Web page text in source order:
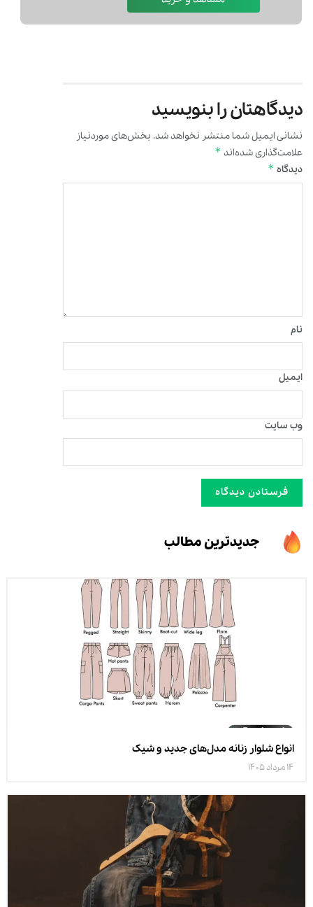
دیدگاهتان را بنویسید
نشانی ایمیل شما منتشر نخواهد شد. بخش‌های موردنیاز
علامت‌گذاری شده‌اند *
دیدگاه *
نام
ایمیل
وب‌ سایت
جدیدترین مطالب
انواع شلوار زنانه مدل‌های جدید و شیک
14 مرداد 1405